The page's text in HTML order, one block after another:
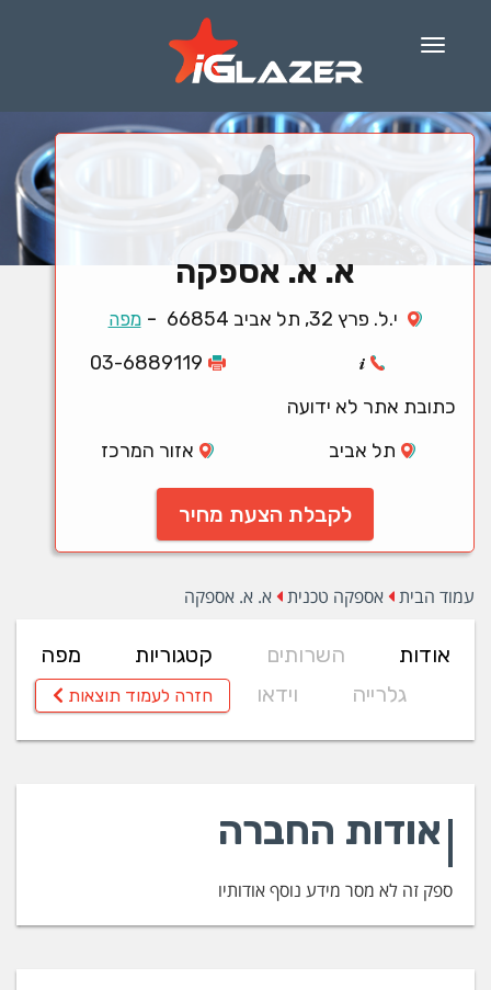
Menu
א. א. אספקה
י.ל. פרץ 32, תל אביב 66854 -מפה
03-6889119
כתובת אתר לא ידועה
תל אביב
אזור המרכז
לקבלת הצעת מחיר
עמוד הבית אספקה טכנית א. א. אספקה
אודות השרותים קטגוריות
מפה
גלרייה
וידאו חזרה לעמוד תוצאות
אודות החברה
ספק זה לא מסר מידע נוסף אודותיו